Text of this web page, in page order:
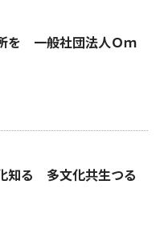
を 一般社団法人Ｏｍ
知る 多文化共生つる